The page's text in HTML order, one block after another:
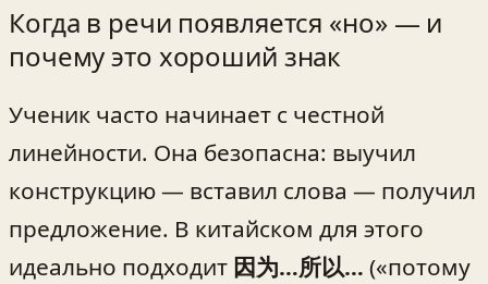
Когда в речи появляется «но» — и
почему это хороший знак
Ученик часто начинает с честной
линейности. Она безопасна: выучил
конструкцию — вставил слова — получил
предложение. В китайском для этого
идеально подходит 因为…所以… («потому